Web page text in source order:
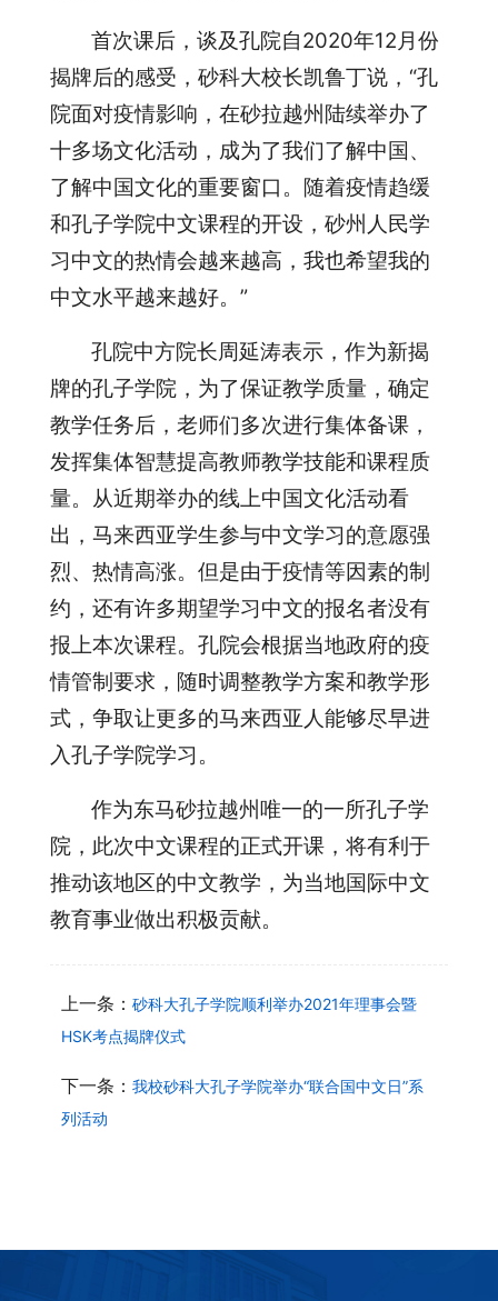
首次课后，谈及孔院自2020年12月份
揭牌后的感受，砂科大校长凯鲁丁说，“孔
院面对疫情影响，在砂拉越州陆续举办了
十多场文化活动，成为了我们了解中国、
了解中国文化的重要窗口。随着疫情趋缓
和孔子学院中文课程的开设，砂州人民学
习中文的热情会越来越高，我也希望我的
中文水平越来越好。”
孔院中方院长周延涛表示，作为新揭
牌的孔子学院，为了保证教学质量，确定
教学任务后，老师们多次进行集体备课，
发挥集体智慧提高教师教学技能和课程质
量。从近期举办的线上中国文化活动看
出，马来西亚学生参与中文学习的意愿强
烈、热情高涨。但是由于疫情等因素的制
约，还有许多期望学习中文的报名者没有
报上本次课程。孔院会根据当地政府的疫
情管制要求，随时调整教学方案和教学形
式，争取让更多的马来西亚人能够尽早进
入孔子学院学习。
作为东马砂拉越州唯一的一所孔子学
院，此次中文课程的正式开课，将有利于
推动该地区的中文教学，为当地国际中文
教育事业做出积极贡献。
上一条： 砂科大孔子学院顺利举办2021年理事会暨
HSK考点揭牌仪式
下一条： 我校砂科大孔子学院举办“联合国中文日”系
列活动